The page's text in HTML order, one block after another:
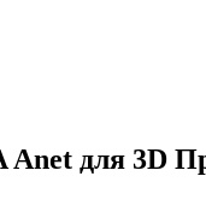
Anet для 3D